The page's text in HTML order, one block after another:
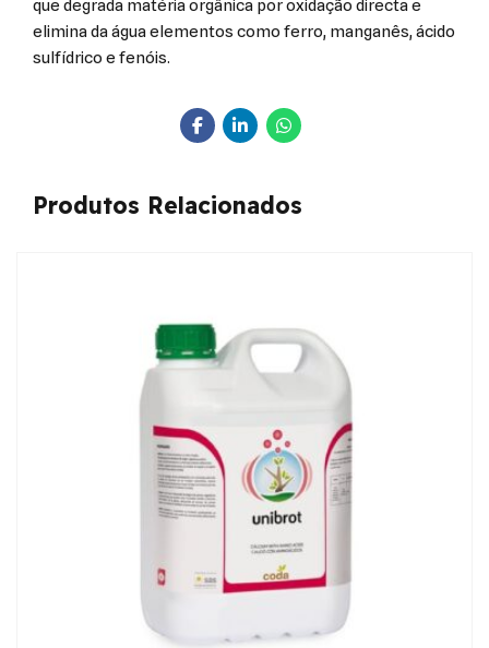
que degrada matéria orgânica por oxidação directa e
elimina da água elementos como ferro, manganês, ácido
sulfídrico e fenóis.
Produtos Relacionados